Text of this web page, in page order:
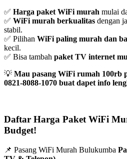
✅ Harga paket WiFi murah mulai
✅ WiFi murah berkualitas dengan
stabil.
✅ Pilihan WiFi paling murah dan
kecil.
✅ Bisa tambah paket TV internet
💡 Mau pasang WiFi rumah 100rb
0821-8088-1070 buat dapet info
Daftar Harga Paket WiFi
Budget!
📌 Pasang WiFi Murah Bulukumba